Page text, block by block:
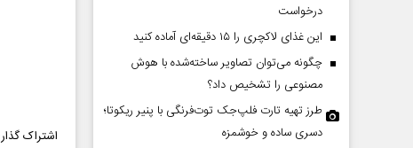
اشتراک
درخواست
این غذای لاکچری را ۱۵ دقیقه‌ای آماده کنید
چگونه می‌توان تصاویر ساخته‌شده با هوش
مصنوعی را تشخیص داد؟
طرز تهیه تارت فلپ‌جک توت‌فرنگی با پنیر ریکوتا؛
دسری ساده و خوشمزه